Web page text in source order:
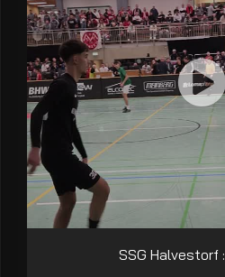
SSG Halvestorf :